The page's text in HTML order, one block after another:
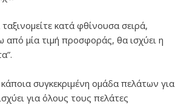
κατά φθίνουσα σειρά,
μία τιμή προσφοράς, θα ισχύει η
συγκεκριμένη ομάδα πελάτων για
για όλους τους πελάτες